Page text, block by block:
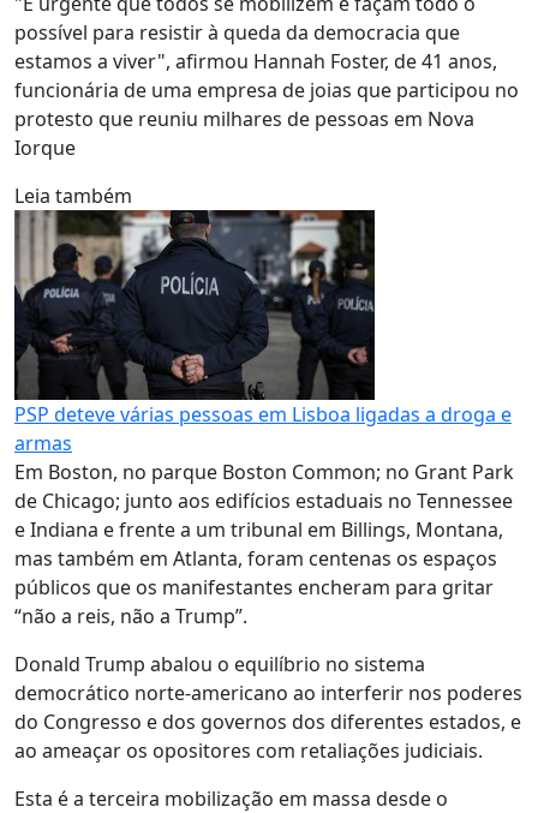
possível para resistir à queda da democracia que
estamos a viver", afirmou Hannah Foster, de 41 anos,
funcionária de uma empresa de joias que participou no
protesto que reuniu milhares de pessoas em Nova
Iorque
Leia também
PSP deteve várias pessoas em Lisboa ligadas a droga e
armas
Em Boston, no parque Boston Common; no Grant Park
de Chicago; junto aos edifícios estaduais no Tennessee
e Indiana e frente a um tribunal em Billings, Montana,
mas também em Atlanta, foram centenas os espaços
públicos que os manifestantes encheram para gritar
“não a reis, não a Trump”.
Donald Trump abalou o equilíbrio no sistema
democrático norte-americano ao interferir nos poderes
do Congresso e dos governos dos diferentes estados, e
ao ameaçar os opositores com retaliações judiciais.
Esta é a terceira mobilização em massa desde o